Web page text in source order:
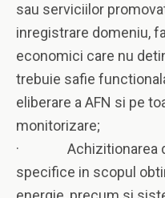
sau serviciilor
inregistrare domeniu,
economici care nu
trebuie safie
eliberare a AFN si pe
monitorizare;
· Achizitionarea de
specifice in scopul